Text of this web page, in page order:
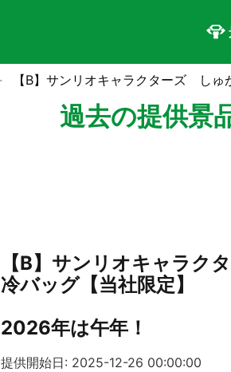
【B】サンリオキャラクターズ しゅ
過去の提供景
【B】サンリオキャラ
冷バッグ【当社限定】
2026年は午年！
提供開始日: 2025-12-26 00:00:00